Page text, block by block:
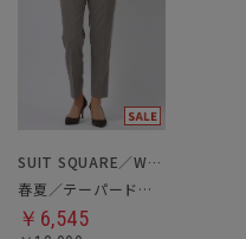
SUIT SQUARE／WHITE
春夏／テーパードパンツ
￥6,545